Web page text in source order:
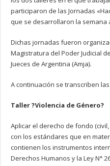
participaron de las Jornadas
que se desarrollaron la semana
Dichas jornadas fueron
Magistratura del Poder Judicial
Jueces de Argentina (Amja).
A continuación se transcriben
Taller ?Violencia de Género?
Aplicar el derecho de fondo
con los estándares que en
contienen los instrumentos
Derechos Humanos y la Ley N°